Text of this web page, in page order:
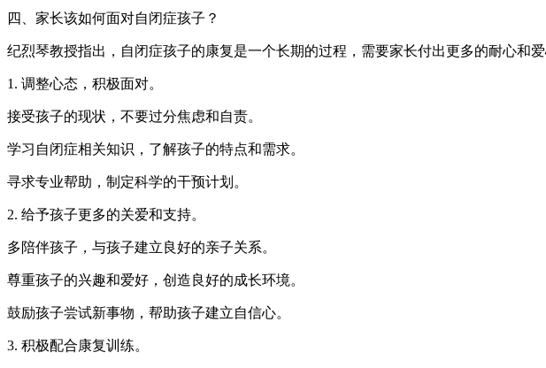
四、家长该如何面对自闭症孩子？
纪烈琴教授指出，自闭症孩子的康复是一个长期的过程，需要家长付出更多的耐心和爱
1. 调整心态，积极面对。
接受孩子的现状，不要过分焦虑和自责。
学习自闭症相关知识，了解孩子的特点和需求。
寻求专业帮助，制定科学的干预计划。
2. 给予孩子更多的关爱和支持。
多陪伴孩子，与孩子建立良好的亲子关系。
尊重孩子的兴趣和爱好，创造良好的成长环境。
鼓励孩子尝试新事物，帮助孩子建立自信心。
3. 积极配合康复训练。